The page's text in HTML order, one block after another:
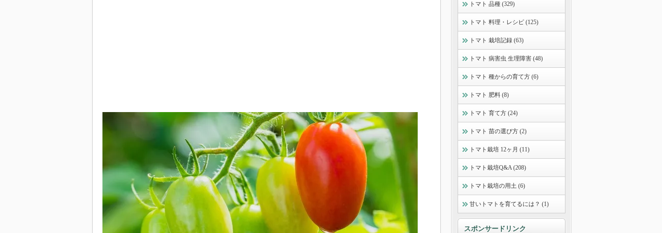
トマト 品種 (329)
トマト 料理・レシピ (125)
トマト 栽培記録 (63)
トマト 病害虫 生理障害 (48)
トマト 種からの育て方 (6)
トマト 肥料 (8)
トマト 育て方 (24)
トマト 苗の選び方 (2)
トマト栽培 12ヶ月 (11)
トマト栽培Q&A (208)
トマト栽培の用土 (6)
甘いトマトを育てるには？ (1)
スポンサードリンク